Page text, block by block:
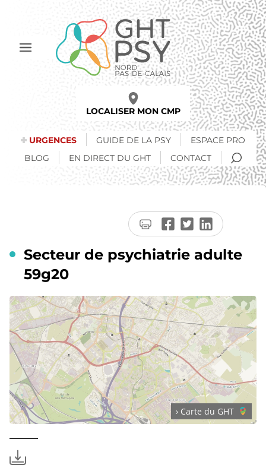
principal
Afficher
LOCALISER MON CMP
URGENCES GUIDE DE LA PSY
ESPACE PRO
BLOG
EN DIRECT DU GHT CONTACT
Secteur de psychiatrie adulte
59g20
› Carte du GHT
Imprimer
la
page
Partager
sur
Facebook
Partager
sur
Twitter
Partager
sur
LinkedIn